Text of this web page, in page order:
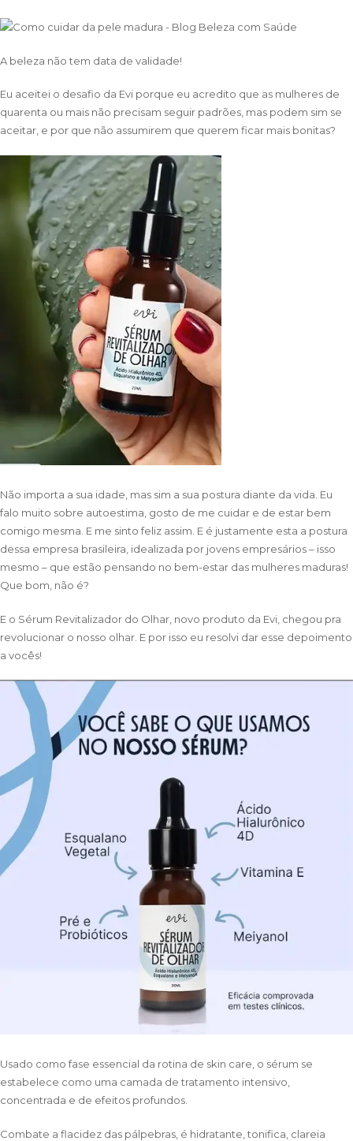
A beleza não tem data de validade!
Eu aceitei o desafio da Evi porque eu acredito que as mulheres de
quarenta ou mais não precisam seguir padrões, mas podem sim se
aceitar, e por que não assumirem que querem ficar mais bonitas?
Não importa a sua idade, mas sim a sua postura diante da vida. Eu
falo muito sobre autoestima, gosto de me cuidar e de estar bem
comigo mesma. E me sinto feliz assim. E é justamente esta a postura
dessa empresa brasileira, idealizada por jovens empresários – isso
mesmo – que estão pensando no bem-estar das mulheres maduras!
Que bom, não é?
E o Sérum Revitalizador do Olhar, novo produto da Evi, chegou pra
revolucionar o nosso olhar. E por isso eu resolvi dar esse depoimento
a vocês!
Usado como fase essencial da rotina de skin care, o sérum se
estabelece como uma camada de tratamento intensivo,
concentrada e de efeitos profundos.
Combate a flacidez das pálpebras, é hidratante, tonifica, clareia